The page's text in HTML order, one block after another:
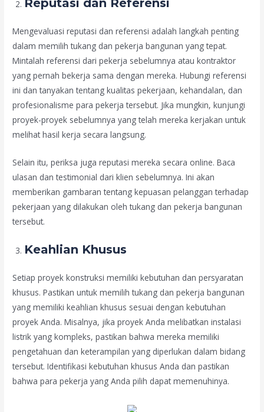
Reputasi dan Referensi
Mengevaluasi reputasi dan referensi adalah langkah penting
dalam memilih tukang dan pekerja bangunan yang tepat.
Mintalah referensi dari pekerja sebelumnya atau kontraktor
yang pernah bekerja sama dengan mereka. Hubungi referensi
ini dan tanyakan tentang kualitas pekerjaan, kehandalan, dan
profesionalisme para pekerja tersebut. Jika mungkin, kunjungi
proyek-proyek sebelumnya yang telah mereka kerjakan untuk
melihat hasil kerja secara langsung.
Selain itu, periksa juga reputasi mereka secara online. Baca
ulasan dan testimonial dari klien sebelumnya. Ini akan
memberikan gambaran tentang kepuasan pelanggan terhadap
pekerjaan yang dilakukan oleh tukang dan pekerja bangunan
tersebut.
Keahlian Khusus
Setiap proyek konstruksi memiliki kebutuhan dan persyaratan
khusus. Pastikan untuk memilih tukang dan pekerja bangunan
yang memiliki keahlian khusus sesuai dengan kebutuhan
proyek Anda. Misalnya, jika proyek Anda melibatkan instalasi
listrik yang kompleks, pastikan bahwa mereka memiliki
pengetahuan dan keterampilan yang diperlukan dalam bidang
tersebut. Identifikasi kebutuhan khusus Anda dan pastikan
bahwa para pekerja yang Anda pilih dapat memenuhinya.